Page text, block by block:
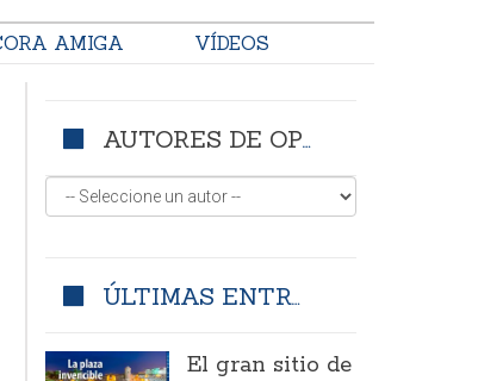
AMIGA VÍDEOS
AUTORES DE OPINIÓN
ÚLTIMAS ENTRADAS
El gran sitio de